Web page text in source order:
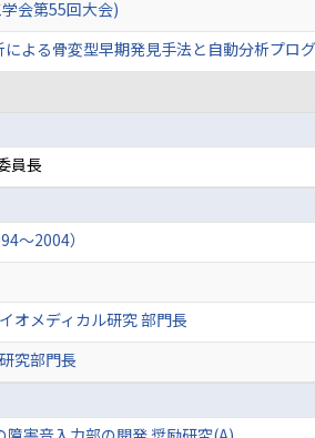
会第55回大会)
よる骨変型早期発見手法と自動分析プロ
員長
～2004）
オメディカル研究 部門長
究部門長